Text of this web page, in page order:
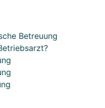
Betreuung